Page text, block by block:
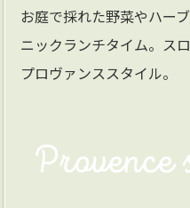
お庭で採れた野菜やハー
ニックランチタイム。ス
プロヴァンススタイル。